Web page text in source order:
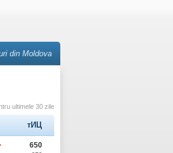
din Moldova
ultimele 30 zile
тИЦ
650